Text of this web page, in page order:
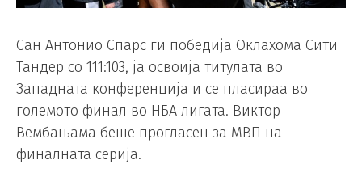
Сан Антонио Спарс ги победија Оклахома Сити
Тандер со 111:103, ја освоија титулата во
Западната конференција и се пласираа во
големото финал во НБА лигата. Виктор
Вембањама беше прогласен за МВП на
финалната серија.